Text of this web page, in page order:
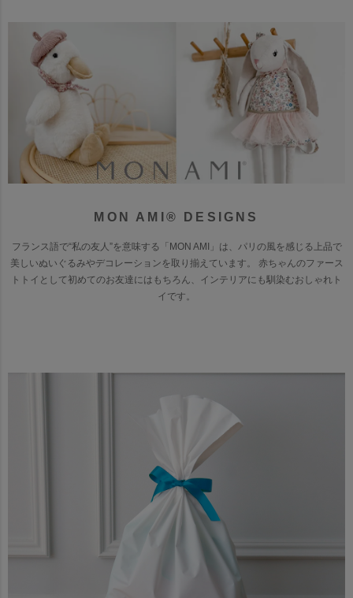
MON AMI® DESIGNS
フランス語で“私の友人”を意味する「MON AMI」は、パリの風を感じる上品で
美しいぬいぐるみやデコレーションを取り揃えています。
赤ちゃんのファース
トトイとして初めてのお友達にはもちろん、インテリアにも馴染むおしゃれト
イです。